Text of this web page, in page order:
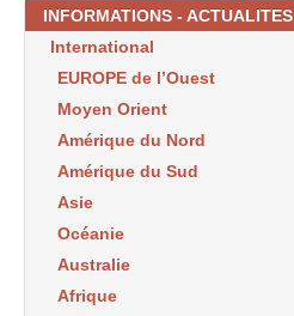
INFORMATIONS - ACTUALITES
International
EUROPE de l’Ouest
Moyen Orient
Amérique du Nord
Amérique du Sud
Asie
Océanie
Australie
Afrique